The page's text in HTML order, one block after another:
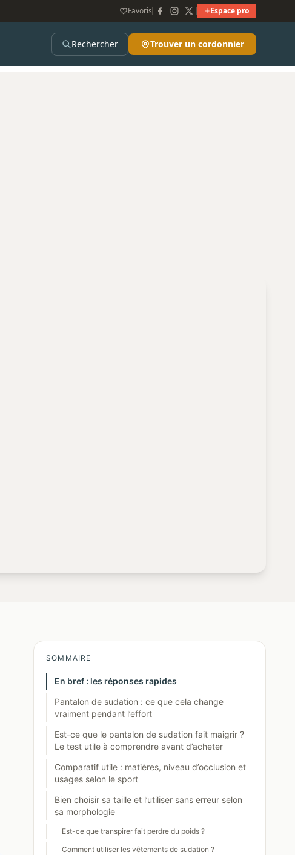
Favoris Espace pro
Rechercher Trouver un cordonnier
SOMMAIRE
En bref : les réponses rapides
Pantalon de sudation : ce que cela change
vraiment pendant l’effort
Est-ce que le pantalon de sudation fait maigrir ?
Le test utile à comprendre avant d’acheter
Comparatif utile : matières, niveau d’occlusion et
usages selon le sport
Bien choisir sa taille et l’utiliser sans erreur selon
sa morphologie
Est-ce que transpirer fait perdre du poids ?
Comment utiliser les vêtements de sudation ?